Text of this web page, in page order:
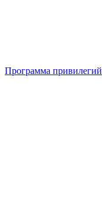
Программа привилегий